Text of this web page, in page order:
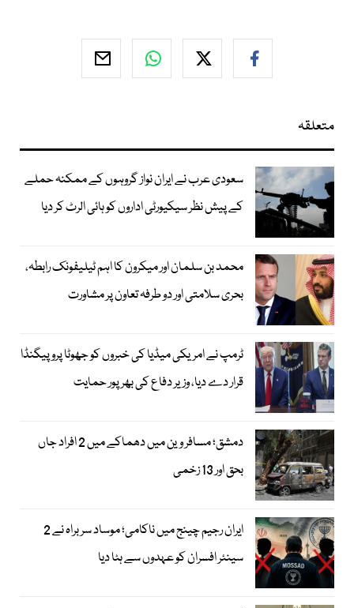
متعلقہ
سعودی عرب نے ایران نواز گروہوں کے ممکنہ حملے
کے پیش نظر سیکیورٹی اداروں کو ہائی الرٹ کر دیا
محمد بن سلمان اور میکرون کا اہم ٹیلیفونک رابطہ،
بحری سلامتی اور دو طرفہ تعاون پر مشاورت
ٹرمپ نے امریکی میڈیا کی خبروں کو جھوٹا پروپیگنڈا
قرار دے دیا، وزیر دفاع کی بھرپور حمایت
دمشق؛ مسافر وین میں دھماکے میں 2 افراد جاں
بحق اور 13 زخمی
ایران رجیم چینج میں ناکامی؛ موساد سربراہ نے 2
سینئر افسران کو عہدوں سے ہٹا دیا